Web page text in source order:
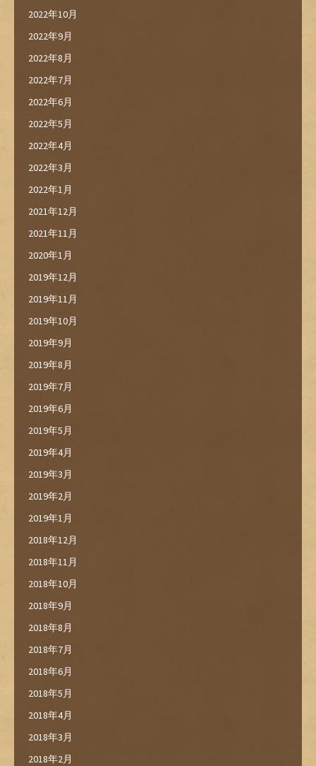
2022年10月
2022年9月
2022年8月
2022年7月
2022年6月
2022年5月
2022年4月
2022年3月
2022年1月
2021年12月
2021年11月
2020年1月
2019年12月
2019年11月
2019年10月
2019年9月
2019年8月
2019年7月
2019年6月
2019年5月
2019年4月
2019年3月
2019年2月
2019年1月
2018年12月
2018年11月
2018年10月
2018年9月
2018年8月
2018年7月
2018年6月
2018年5月
2018年4月
2018年3月
2018年2月